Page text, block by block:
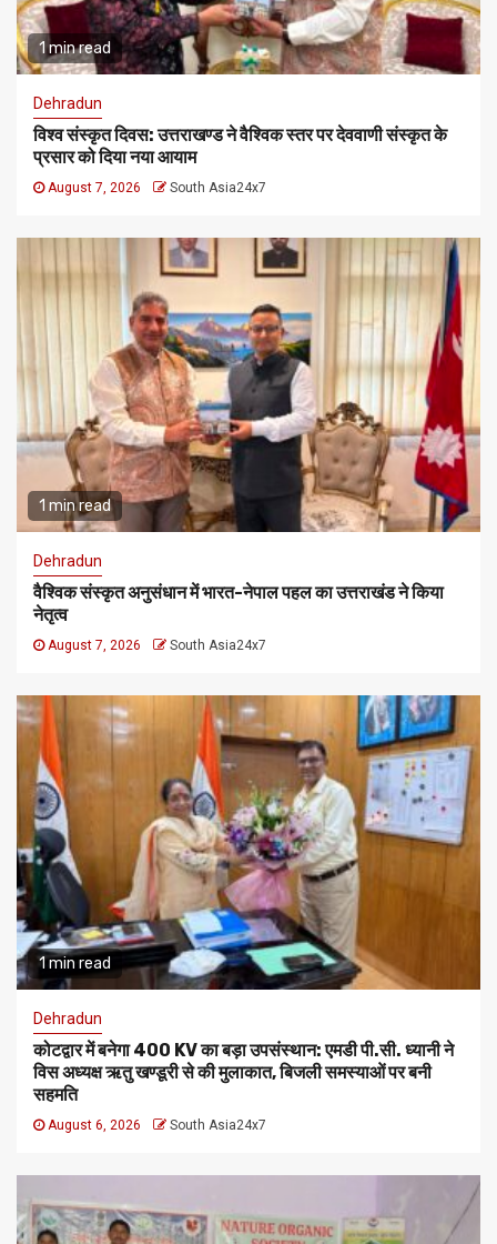
1 min read
Dehradun
विश्व संस्कृत दिवस: उत्तराखण्ड ने वैश्विक स्तर पर देववाणी संस्कृत के
प्रसार को दिया नया आयाम
August 7, 2026 South Asia24x7
1 min read
Dehradun
वैश्विक संस्कृत अनुसंधान में भारत-नेपाल पहल का उत्तराखंड ने किया
नेतृत्व
August 7, 2026 South Asia24x7
1 min read
Dehradun
कोटद्वार में बनेगा 400 KV का बड़ा उपसंस्थान: एमडी पी.सी. ध्यानी ने
विस अध्यक्ष ऋतु खण्डूरी से की मुलाकात, बिजली समस्याओं पर बनी
सहमति
August 6, 2026 South Asia24x7